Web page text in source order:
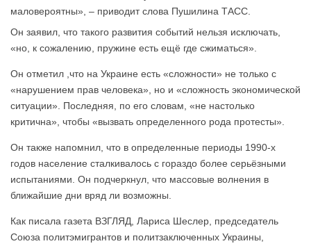
маловероятны», – приводит слова Пушилина ТАСС.
Он заявил, что такого развития событий нельзя исключать,
«но, к сожалению, пружине есть ещё где сжиматься».
Он отметил ,что на Украине есть «сложности» не только с
«нарушением прав человека», но и «сложность экономической
ситуации». Последняя, по его словам, «не настолько
критична», чтобы «вызвать определенного рода протесты».
Он также напомнил, что в определенные периоды 1990-х
годов население сталкивалось с гораздо более серьёзными
испытаниями. Он подчеркнул, что массовые волнения в
ближайшие дни вряд ли возможны.
Как писала газета ВЗГЛЯД, Лариса Шеслер, председатель
Союза политэмигрантов и политзаключенных Украины,